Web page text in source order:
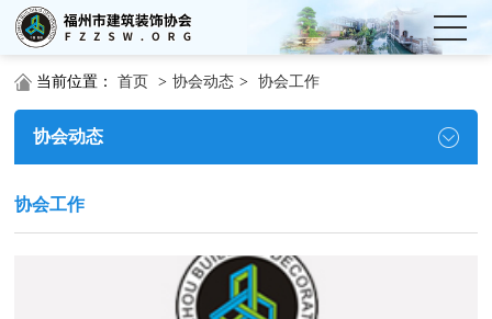
当前位置：首页 > 协会动态 > 协会工作
协会动态
协会工作